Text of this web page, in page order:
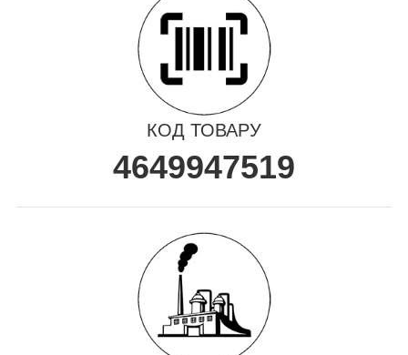
КОД ТОВАРУ
4649947519